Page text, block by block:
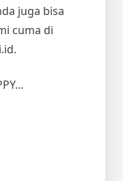
juga bisa
cuma di